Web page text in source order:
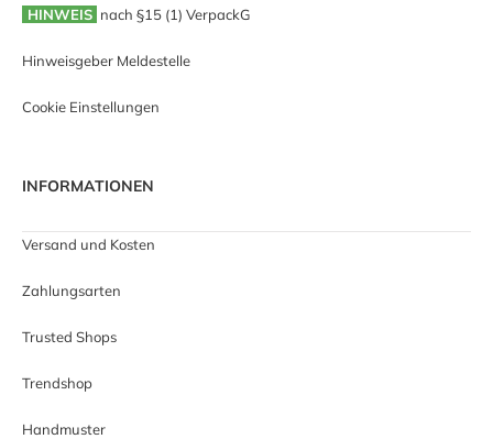
HINWEIS nach §15 (1) VerpackG
Hinweisgeber Meldestelle
Cookie Einstellungen
INFORMATIONEN
Versand und Kosten
Zahlungsarten
Trusted Shops
Trendshop
Handmuster